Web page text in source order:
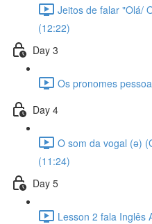
Jeitos de falar "Olá/
(12:22)
Day 3
Os pronomes
Day 4
O som da vogal (ə)
(11:24)
Day 5
Lesson 2 fala Inglês